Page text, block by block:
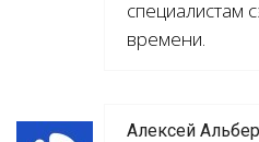
специалистам
времени.
Алексей